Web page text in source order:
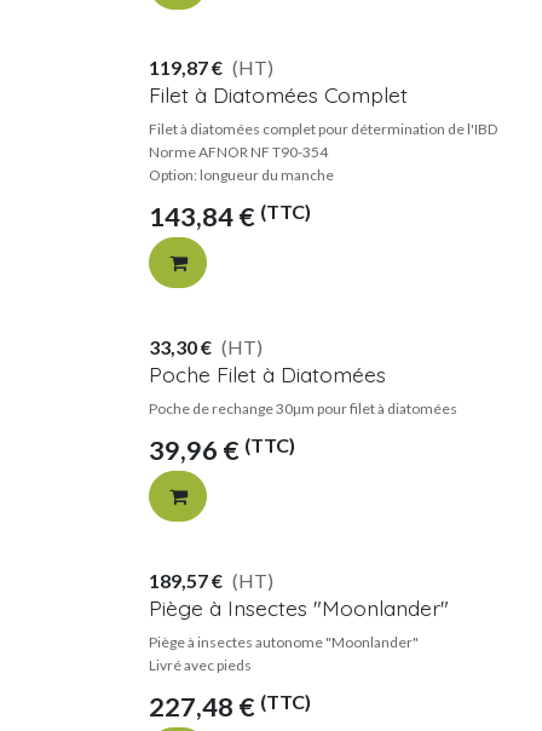
Filet à Diatomées Complet
Filet à diatomées complet pour détermination de l'IBD
Norme AFNOR NF T90-354
Option: longueur du manche
143,84€ (TTC)
119,87€ (HT)
Poche Filet à Diatomées
Poche de rechange 30µm pour filet à diatomées
39,96 € (TTC)
33,30€ (HT)
Piège à Insectes "Moonlander"
Piège à insectes autonome "Moonlander"
Livré avec pieds
227,48 € (TTC)
189,57€ (HT)